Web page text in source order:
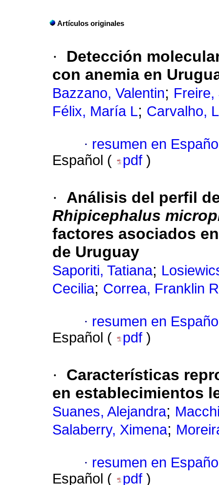
Artículos originales
·
Detección
con anemia en
Bazzano, Valentin; Freire,
Félix, María L; Carvalho,
· resumen en
Español (
pdf )
·
Análisis del perfil
Rhipicephalus
factores asociados
de Uruguay
Saporiti, Tatiana;
Cecilia; Correa, Franklin
· resumen en
Español (
pdf )
·
Características
en establecimientos
Suanes, Alejandra;
Salaberry, Ximena;
· resumen en
Español (
pdf )